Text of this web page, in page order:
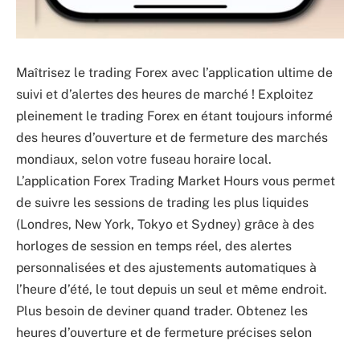
Maîtrisez le trading Forex avec l’application ultime de
suivi et d’alertes des heures de marché ! Exploitez
pleinement le trading Forex en étant toujours informé
des heures d’ouverture et de fermeture des marchés
mondiaux, selon votre fuseau horaire local.
L’application Forex Trading Market Hours vous permet
de suivre les sessions de trading les plus liquides
(Londres, New York, Tokyo et Sydney) grâce à des
horloges de session en temps réel, des alertes
personnalisées et des ajustements automatiques à
l’heure d’été, le tout depuis un seul et même endroit.
Plus besoin de deviner quand trader. Obtenez les
heures d’ouverture et de fermeture précises selon